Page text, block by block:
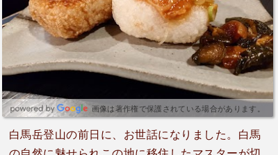
画像は著作権で保護されている場合があります。
白馬岳登山の前日に、お世話になりました。白馬